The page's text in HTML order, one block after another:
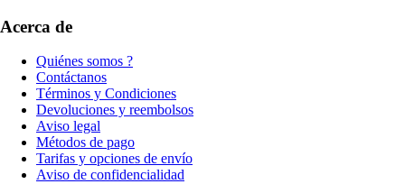
Acerca de
Quiénes somos ?
Contáctanos
Términos y Condiciones
Devoluciones y reembolsos
Aviso legal
Métodos de pago
Tarifas y opciones de envío
Aviso de confidencialidad